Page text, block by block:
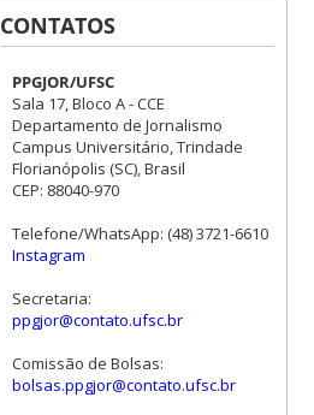
CONTATOS
PPGJOR/UFSC
Sala 17, Bloco A - CCE
Departamento de Jornalismo
Campus Universitário, Trindade
Florianópolis (SC), Brasil
CEP: 88040-970
Telefone/WhatsApp: (48) 3721-6610
Instagram
Secretaria:
ppgjor@contato.ufsc.br
Comissão de Bolsas:
bolsas.ppgjor@contato.ufsc.br